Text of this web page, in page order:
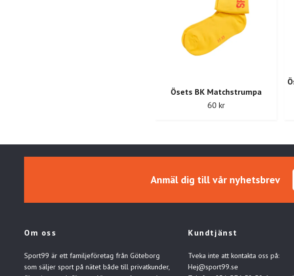
Ösets BK Matchstrumpa
60 kr
Anmäl dig till vår nyhetsbrev
Om oss
Sport99 är ett familjeföretag från Göteborg
som säljer sport på nätet både till privatkunder,
Kundtjänst
Tveka inte att kontakta oss på:
Hej@sport99.se